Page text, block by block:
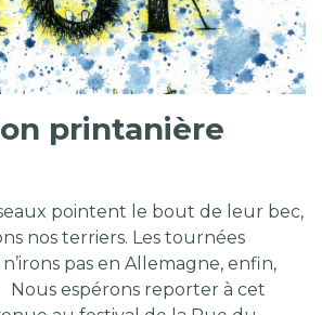
printanière
pointent le bout de leur bec,
nos terriers. Les tournées
pas en Allemagne, enfin,
espérons reporter à cet